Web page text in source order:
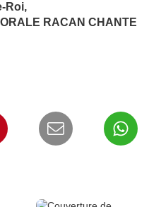
Roi,
RACAN CHANTE